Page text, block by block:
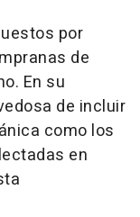
por
de
En su
de incluir
como los
en